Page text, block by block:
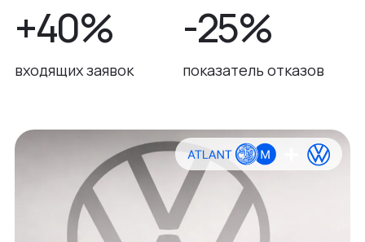
+40%
входящих заявок
-25%
показатель отказов